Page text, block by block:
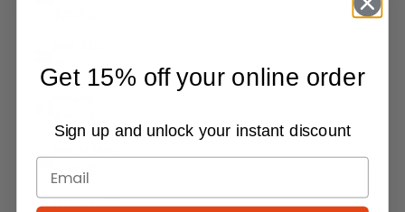
$)
Israel (USD
Get 15% off your online order
Sign up and unlock your instant discount